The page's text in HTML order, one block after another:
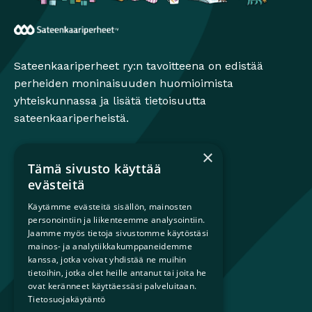
Sateenkaariperheet ry:n tavoitteena on edistää
perheiden moninaisuuden huomioimista
yhteiskunnassa ja lisätä tietoisuutta
sateenkaariperheistä.
Mikä on sateenkaariperhe?
Lapsiperheille
Ammattilaisille
Päättäjille
Ajankohtaista
Tilaa uutiskirje
×
Tämä sivusto käyttää
evästeitä
Käytämme evästeitä sisällön, mainosten
personointiin ja liikenteemme analysointiin.
Jaamme myös tietoja sivustomme käytöstäsi
mainos- ja analytiikkakumppaneidemme
kanssa, jotka voivat yhdistää ne muihin
tietoihin, jotka olet heille antanut tai joita he
ovat keränneet käyttäessäsi palveluitaan.
Tietosuojakäytäntö